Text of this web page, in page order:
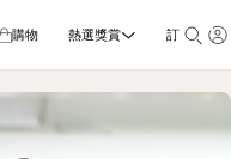
購物 熱選獎賞 訂閱雜誌